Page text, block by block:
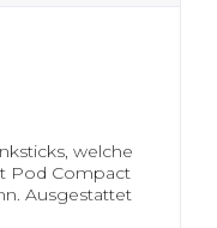
welche
Pod Compact
Ausgestattet